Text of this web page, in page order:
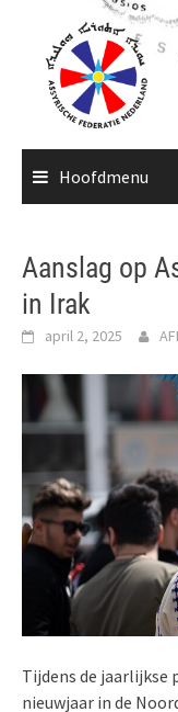
inhoud
Hoofdmenu
Aanslag op
in Irak
april 2, 2025
Tijdens de jaarlijkse
nieuwjaar in de